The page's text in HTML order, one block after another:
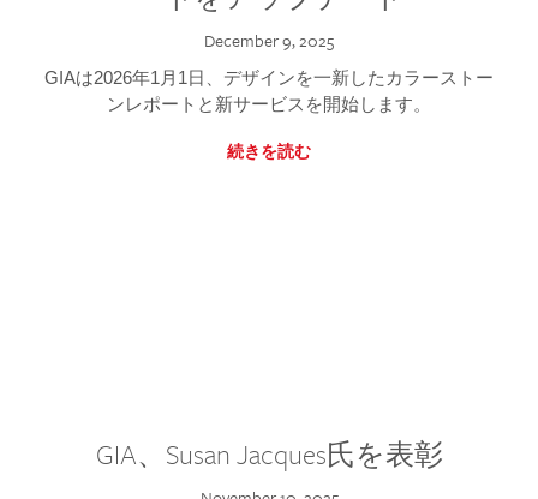
December 9, 2025
GIAは2026年1月1日、デザインを一新したカラーストー
ンレポートと新サービスを開始します。
続きを読む
GIA、Susan Jacques氏を表彰